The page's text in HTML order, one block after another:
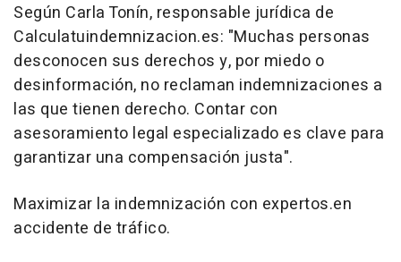
Según Carla Tonín, responsable jurídica de
Calculatuindemnizacion.es: "Muchas personas
desconocen sus derechos y, por miedo o
desinformación, no reclaman indemnizaciones a
las que tienen derecho. Contar con
asesoramiento legal especializado es clave para
garantizar una compensación justa".
Maximizar la indemnización con expertos.en
accidente de tráfico.